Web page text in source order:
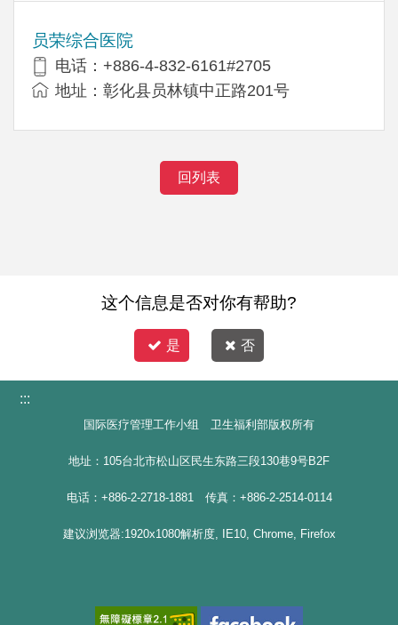
员荣综合医院
电话：+886-4-832-6161#2705
地址：彰化县员林镇中正路201号
回列表
这个信息是否对你有帮助?
是 否
:::
国际医疗管理工作小组 卫生福利部版权所有
地址：105台北市松山区民生东路三段130巷9号B2F
电话：+886-2-2718-1881 传真：+886-2-2514-0114
建议浏览器:1920x1080解析度, IE10, Chrome, Firefox